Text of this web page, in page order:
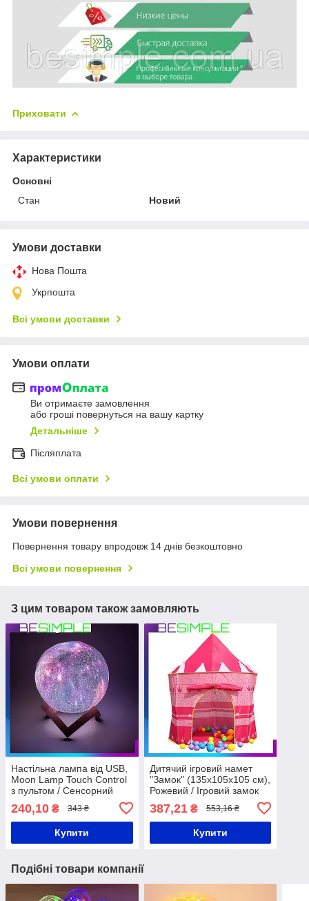
Приховати
Характеристики
Основні
Стан
Новий
Умови доставки
Нова Пошта
Укрпошта
Всі умови доставки
Умови оплати
Ви отримаєте замовлення
або гроші повернуться на вашу картку
Детальніше
Післяплата
Всі умови оплати
Умови повернення
Повернення товару впродовж 14 днів безкоштовно
Всі умови повернення
З цим товаром також замовляють
Настільна лампа від USB,
Moon Lamp Touch Control
з пультом / Сенсорний
Космос
240,10 ₴ 343 ₴
Купити
Дитячий ігровий намет
"Замок" (135х105х105 см),
Рожевий / Ігровий замок
дітей
387,21₴ 553,16 ₴
Купити
Подібні товари компанії